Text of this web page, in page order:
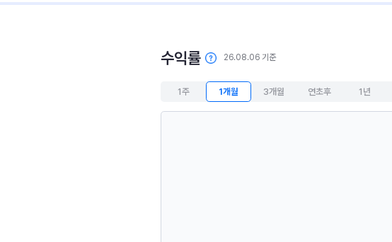
수익률 26.08.06 기준
1주 1개월 3개월 연초후 1년